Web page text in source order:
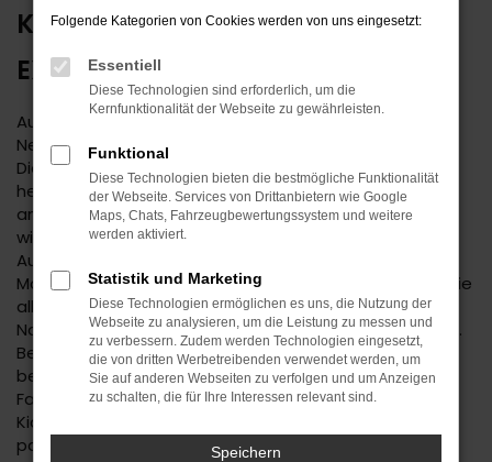
KIA NIRO NEUWAGEN –
EXTRAKLASSE FÜR NAGOLD
Autofans und -experten geraten bereits bei der
Nennung des Kia Niro Neuwagens in Begeisterung.
Dieses Fahrzeug hat einfach alles, was man sich in der
heutigen Zeit für seine Mobilität in Nagold oder einem
anderen Ort wünscht. Da ist das Design, das immer
wieder gelobt wird, da sind aber auch die zahlreichen
Ausstattungsmerkmale und die effiziente
Motorisierung. Mit einem Kia Niro Neuwagen machen Sie
alles richtig und dürfen sich für Ihr neues Fahrzeug in
Nagold auch noch auf einen erstklassigen Preis freuen.
Beim Autohaus Daub setzen wir auf Individualität und
beraten Sie immer persönlich und mit größter
Fachkompetenz. Wir stellen sicher, dass Sie exakt den
Kia Niro Neuwagen erhalten, der zu Ihnen und Nagold
passt.
Folgende Kategorien von Cookies werden von uns eingesetzt:
Essentiell
Diese Technologien sind erforderlich, um die
Kernfunktionalität der Webseite zu gewährleisten.
Funktional
Diese Technologien bieten die bestmögliche Funktionalität
der Webseite. Services von Drittanbietern wie Google
Maps, Chats, Fahrzeugbewertungssystem und weitere
werden aktiviert.
Statistik und Marketing
Diese Technologien ermöglichen es uns, die Nutzung der
Webseite zu analysieren, um die Leistung zu messen und
zu verbessern. Zudem werden Technologien eingesetzt,
die von dritten Werbetreibenden verwendet werden, um
Sie auf anderen Webseiten zu verfolgen und um Anzeigen
zu schalten, die für Ihre Interessen relevant sind.
Speichern